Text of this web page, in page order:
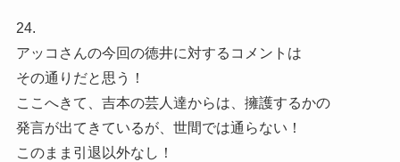
24.
アッコさんの今回の徳井に対するコメントは
その通りだと思う！
ここへきて、吉本の芸人達からは、擁護するかの
発言が出てきているが、世間では通らない！
このまま引退以外なし！